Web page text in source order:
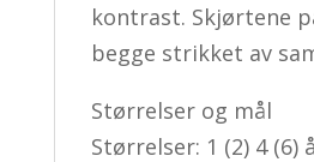
kontrast. Skjørtene
begge strikket av
Størrelser og mål
Størrelser: 1 (2) 4 (6)